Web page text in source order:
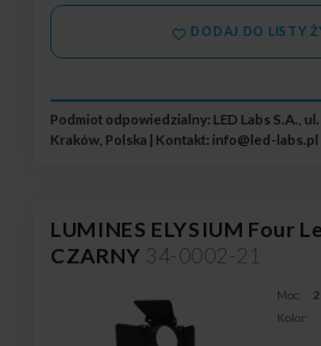
DODAJ DO LISTY
Podmiot odpowiedzialny: LED Labs S.A.,
Kraków, Polska | Kontakt: info@led-labs.pl
LUMINES ELYSIUM Four
CZARNY 34-0002-21
Moc:
Kolor: